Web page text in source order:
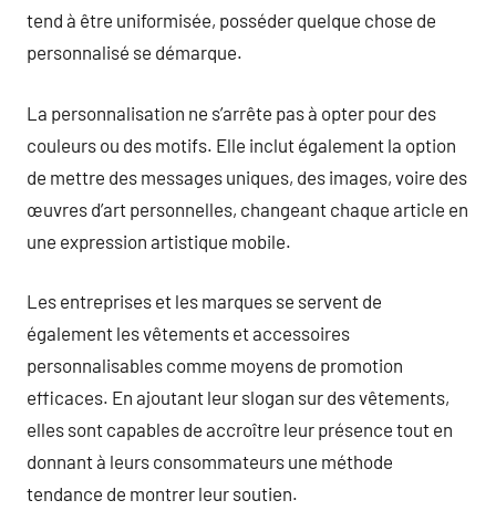
tend à être uniformisée, posséder quelque chose de
personnalisé se démarque.
La personnalisation ne s’arrête pas à opter pour des
couleurs ou des motifs. Elle inclut également la option
de mettre des messages uniques, des images, voire des
œuvres d’art personnelles, changeant chaque article en
une expression artistique mobile.
Les entreprises et les marques se servent de
également les vêtements et accessoires
personnalisables comme moyens de promotion
efficaces. En ajoutant leur slogan sur des vêtements,
elles sont capables de accroître leur présence tout en
donnant à leurs consommateurs une méthode
tendance de montrer leur soutien.